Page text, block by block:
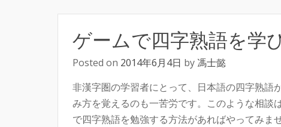
ゲームで四字熟語を学
Posted on 2014年6月4日 by 馮士懿
非漢字圏の学習者にとって、日本語の四字熟語
み方を覚えるのも一苦労です。このような相談
で四字熟語を勉強する方法があればやってみま